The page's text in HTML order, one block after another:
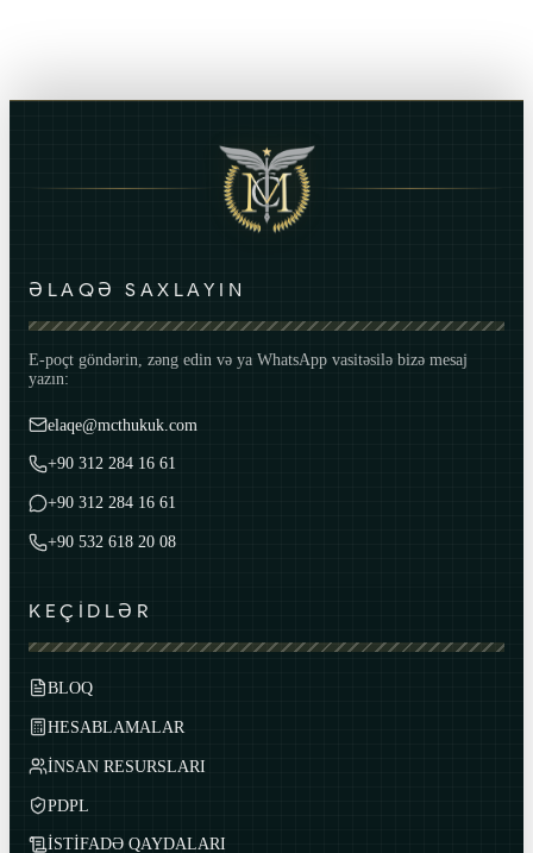
ƏLAQƏ SAXLAYIN
E-poçt göndərin, zəng edin və ya WhatsApp vasitəsilə bizə mesaj
yazın:
elaqe@mcthukuk.com
+90 312 284 16 61
+90 312 284 16 61
+90 532 618 20 08
KEÇİDLƏR
BLOQ
HESABLAMALAR
İNSAN RESURSLARI
PDPL
İSTİFADƏ QAYDALARI